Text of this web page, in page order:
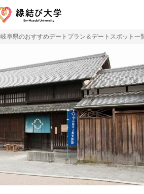
岐阜県のおすすめデートプラン＆デートスポット一